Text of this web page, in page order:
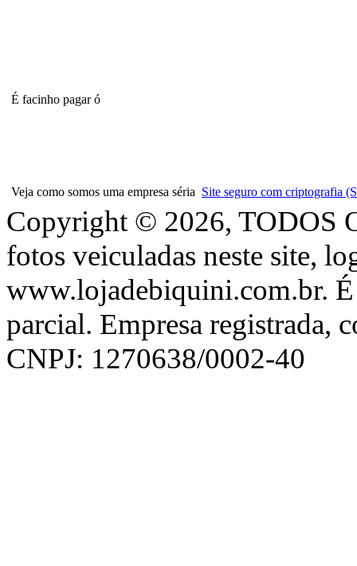
É facinho pagar ó
Veja como somos uma empresa séria Site seguro com criptografia
Copyright © 2026, TODOS
fotos veiculadas neste site,
www.lojadebiquini.com.br. É
parcial. Empresa registrada,
CNPJ: 1270638/0002-40